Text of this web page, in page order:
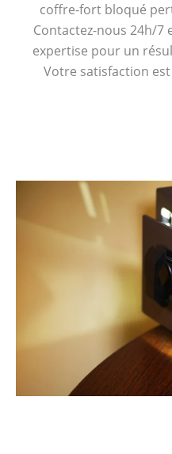
coffre-fort bloqué
Contactez-nous 24h/7
expertise pour un
Votre satisfaction